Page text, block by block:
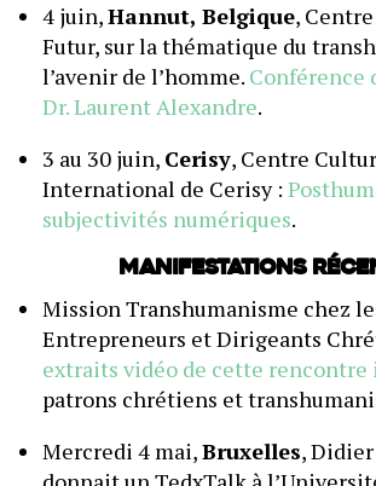
4 juin,Hannut, Belgique,
Futur, sur la thématique du
l’avenir de l’homme. Conférence
Dr. Laurent Alexandre.
3 au 30 juin, Cerisy, Centre
International de Cerisy :
subjectivités numériques.
Manifestations
Mission Transhumanisme chez
Entrepreneurs et Dirigeants
extraits vidéo de cette
patrons chrétiens et
Mercredi 4 mai,Bruxelles,